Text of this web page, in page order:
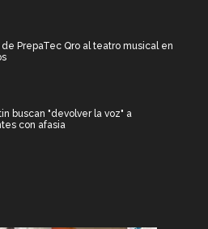
PrepaTec Qro al teatro musical en
buscan "devolver la voz" a
con afasia